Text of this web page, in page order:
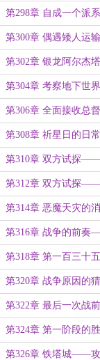
曲】
第298章 自成一个派
第300章 偶遇矮人运
第302章 银龙阿尔杰
第304章 考察地下世
（下）
第306章 全面接收总
业
第308章 祈星日的日常
第310章 双方试探
议
第312章 双方试探
的货物
第314章 恶魔天灾的
第316章 战争的前奏
书
第318章 第一百三十
第320章 战争原因的
六统帅统帅部
第322章 最后一次战
第324章 第一阶段的
令
第326章 铁塔城——